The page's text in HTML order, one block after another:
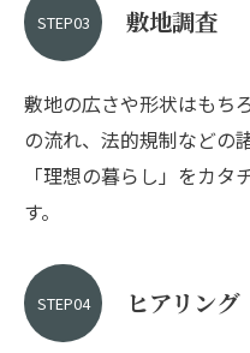
敷地調査
STEP03
敷地の広さや形状はもち
の流れ、法的規制などの
「理想の暮らし」をカ
す。
ヒアリング
STEP04